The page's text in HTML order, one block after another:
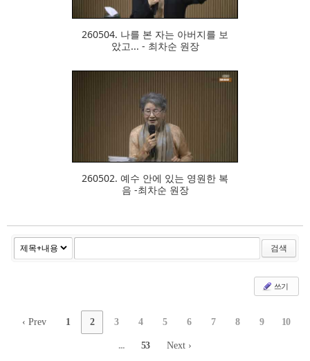
260504. 나를 본 자는 아버지를 보
았고... - 최차순 원장
260502. 예수 안에 있는 영원한 복
음 -최차순 원장
검색
쓰기
‹ Prev 1 2 3 4 5 6 7 8 9 10
... 53 Next ›